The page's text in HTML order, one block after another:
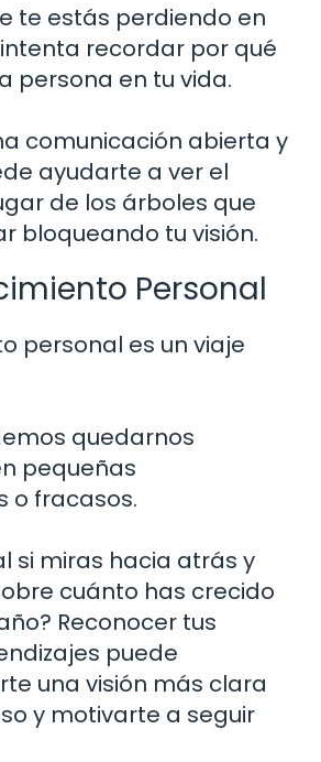
te estás perdiendo en
recordar por qué
persona en tu vida.
comunicación abierta y
ayudarte a ver el
de los árboles que
bloqueando tu visión.
Personal
personal es un viaje
quedarnos
pequeñas
o fracasos.
si miras hacia atrás y
cuánto has crecido
Reconocer tus
puede
una visión más clara
y motivarte a seguir